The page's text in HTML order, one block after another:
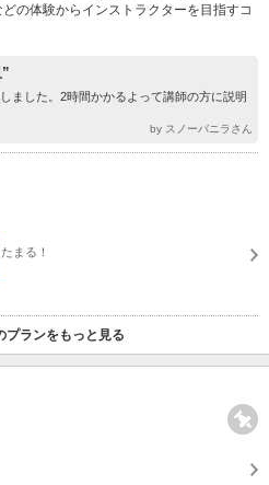
の体験からインストラクターを目指すコ
ました。2時間かかるよって講師の方に説明
by スノーバニラさん
まる！
プランをもっと見る